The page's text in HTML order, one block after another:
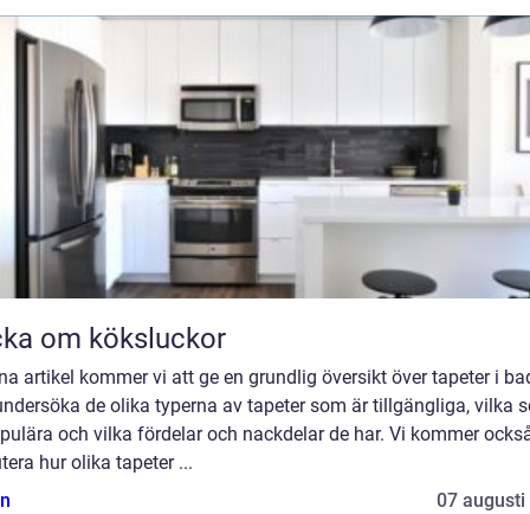
om köksluckor
artikel kommer vi att ge en grundlig översikt över tapeter i
de olika typerna av tapeter som är tillgängliga, vilka
och vilka fördelar och nackdelar de har. Vi kommer
hur olika tapeter ...
07 augusti